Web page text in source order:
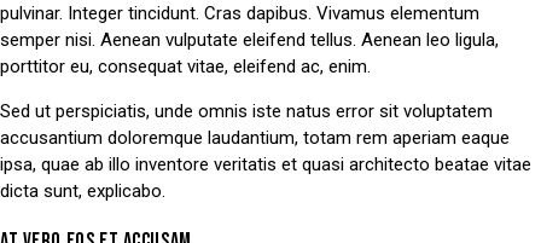
pulvinar. Integer tincidunt. Cras dapibus. Vivamus elementum
semper nisi. Aenean vulputate eleifend tellus. Aenean leo ligula,
porttitor eu, consequat vitae, eleifend ac, enim.
Sed ut perspiciatis, unde omnis iste natus error sit voluptatem
accusantium doloremque laudantium, totam rem aperiam eaque
ipsa, quae ab illo inventore veritatis et quasi architecto beatae vitae
dicta sunt, explicabo.